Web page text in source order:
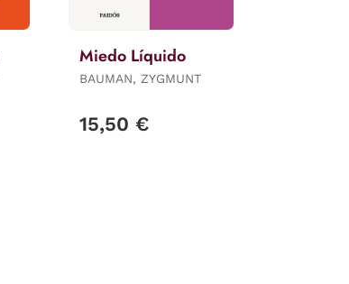
Miedo Líquido
BAUMAN, ZYGMUNT
15,50 €